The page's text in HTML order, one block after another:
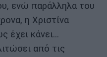
ενώ παράλληλα του
η Χριστίνα
έχει κάνει...
από τις